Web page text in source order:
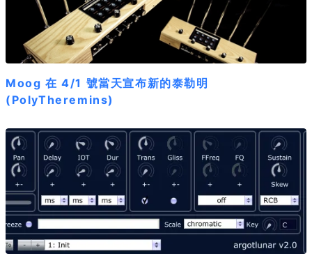
Moog 在 4/1 號當天宣布新的泰勒明
(PolyTheremins)